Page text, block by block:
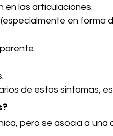
en las articulaciones.
(especialmente en forma
de estos síntomas,
pero se asocia a